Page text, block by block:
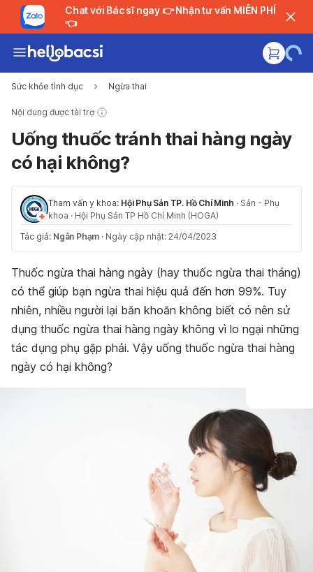
Chat với Bác sĩ ngay 👉 Nhận tư vấn MIỄN PHÍ
👈
Sức khỏe tình dục Ngừa thai
Nội dung được tài trợ
Uống thuốc tránh thai hàng ngày
có hại không?
Tham vấn y khoa: Hội Phụ Sản TP. Hồ Chí Minh · Sản - Phụ
khoa · Hội Phụ Sản TP Hồ Chí Minh (HOGA)
Tác giả: Ngân Phạm · Ngày cập nhật: 24/04/2023
Thuốc ngừa thai hàng ngày (hay thuốc ngừa thai tháng)
có thể giúp bạn ngừa thai hiệu quả đến hơn 99%. Tuy
nhiên, nhiều người lại băn khoăn không biết có nên sử
dụng thuốc ngừa thai hàng ngày không vì lo ngại những
tác dụng phụ gặp phải. Vậy uống thuốc ngừa thai hàng
ngày có hại không?